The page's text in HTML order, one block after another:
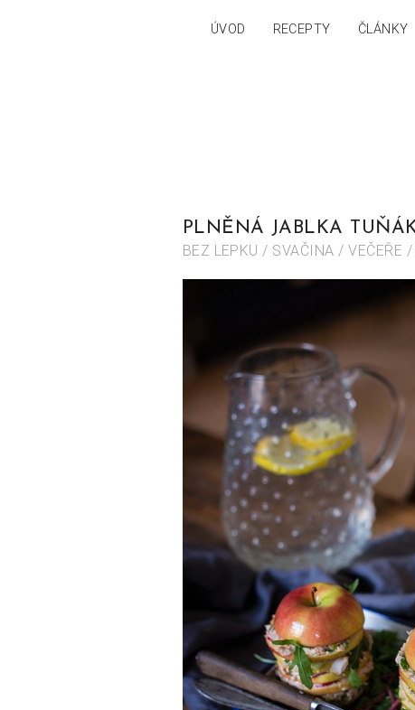
ÚVOD RECEPTY ČLÁNKY
PLNĚNÁ JABLKA
BEZ LEPKU / SVAČINA / VEČEŘE /